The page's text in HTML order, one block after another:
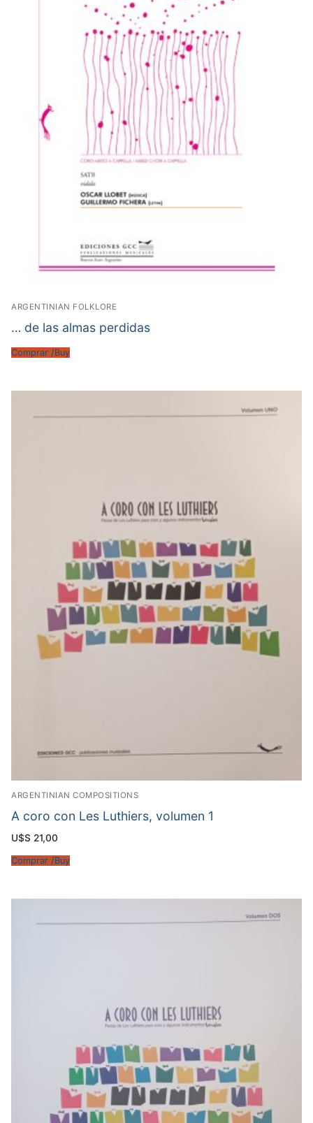
ARGENTINIAN FOLKLORE
… de las almas perdidas
Comprar /Buy
ARGENTINIAN COMPOSITIONS
A coro con Les Luthiers, volumen 1
U$S 21,00
Comprar /Buy